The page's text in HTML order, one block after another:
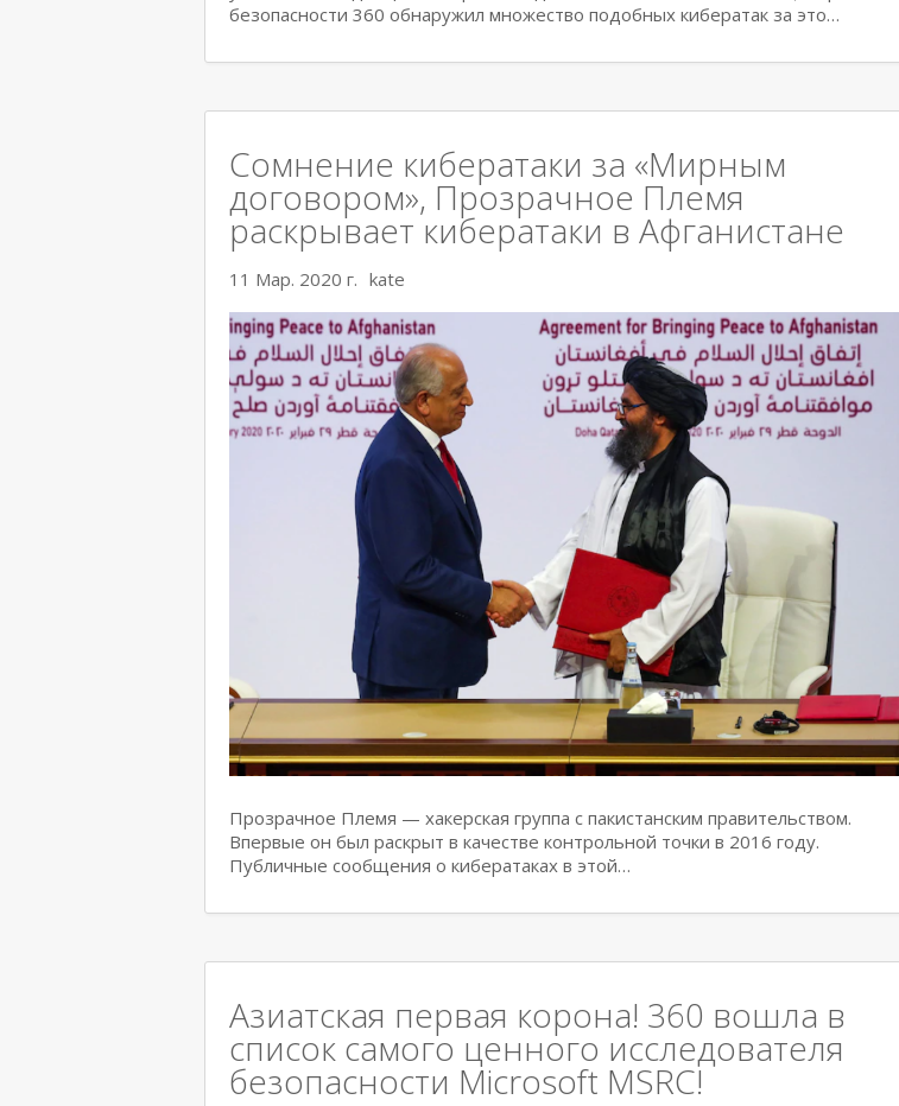
безопасности 360 обнаружил множество подобных кибератак за это…
Сомнение кибератаки за «Мирным
договором», Прозрачное Племя
раскрывает кибератаки в Афганистане
11 Мар. 2020 г. kate
Прозрачное Племя — хакерская группа с пакистанским правительством.
Впервые он был раскрыт в качестве контрольной точки в 2016 году.
Публичные сообщения о кибератаках в этой…
Азиатская первая корона! 360 вошла в
список самого ценного исследователя
безопасности Microsoft MSRC!